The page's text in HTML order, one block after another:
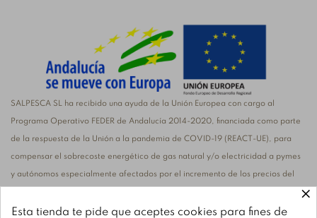
SALPESCA SL ha recibido una ayuda de la Unión Europea con cargo al
Programa Operativo FEDER de Andalucía 2014-2020, financiada como parte
de la respuesta de la Unión a la pandemia de COVID-19 (REACT-UE), para
compensar el sobrecoste energético de gas natural y/o electricidad a pymes
y autónomos especialmente afectados por el incremento de los precios del
agresión de Rusia contra Ucrania
×
Esta tienda te pide que aceptes cookies para fines de